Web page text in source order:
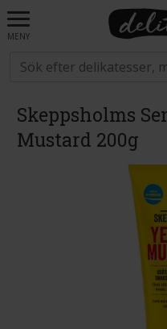
MENY
Skeppsholms
Mustard 200g